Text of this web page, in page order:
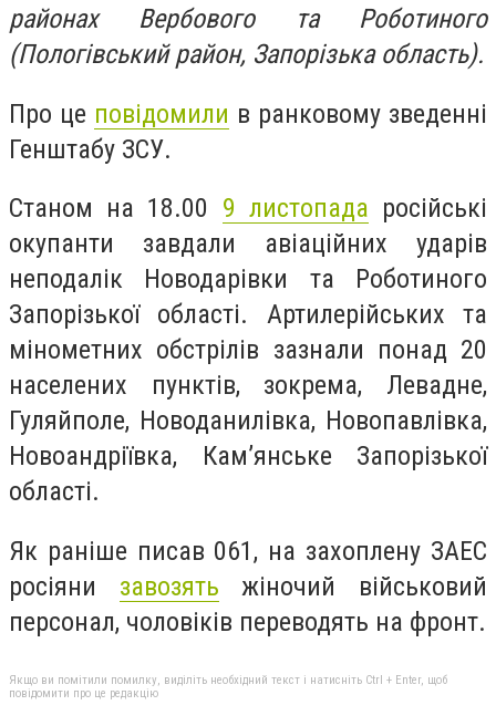
районах Вербового та Роботиного
(Пологівський район, Запорізька область).
Про це повідомили в ранковому зведенні
Генштабу ЗСУ.
Станом на 18.00 9 листопада російські
окупанти завдали авіаційних ударів
неподалік Новодарівки та Роботиного
Запорізької області. Артилерійських та
мінометних обстрілів зазнали понад 20
населених пунктів, зокрема, Левадне,
Гуляйполе, Новоданилівка, Новопавлівка,
Новоандріївка, Кам’янське Запорізької
області.
Як раніше писав 061, на захоплену ЗАЕС
росіяни завозять жіночий військовий
персонал, чоловіків переводять на фронт.
Якщо ви помітили помилку, виділіть необхідний текст і натисніть Ctrl + Enter, щоб
повідомити про це редакцію